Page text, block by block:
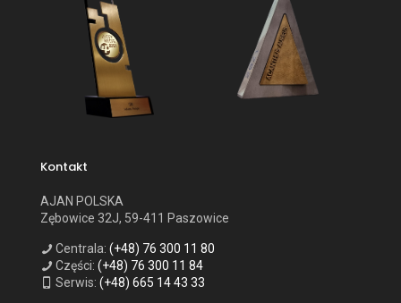
Kontakt
AJAN POLSKA
Zębowice 32J, 59-411 Paszowice
Centrala: (+48) 76 300 11 80
Części: (+48) 76 300 11 84
Serwis: (+48) 665 14 43 33